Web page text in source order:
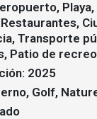
Transporte
Patio de recreo
2025
Golf,